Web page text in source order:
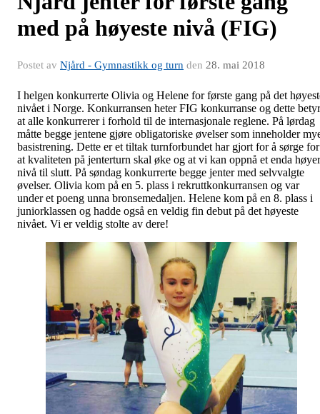
med på høyeste nivå (FIG)
Postet av Njård - Gymnastikk og turn den 28. mai 2018
I helgen konkurrerte Olivia og Helene for første gang på det
nivået i Norge. Konkurransen heter FIG konkurranse og dette betyr
at alle konkurrerer i forhold til de internasjonale reglene. På lørdag
måtte begge jentene gjøre obligatoriske øvelser som inneholder
basistrening. Dette er et tiltak turnforbundet har gjort for å sørge for
at kvaliteten på jenterturn skal øke og at vi kan oppnå et enda
nivå til slutt. På søndag konkurrerte begge jenter med selvvalgte
øvelser. Olivia kom på en 5. plass i rekruttkonkurransen og var
under et poeng unna bronsemedaljen. Helene kom på en 8. plass i
juniorklassen og hadde også en veldig fin debut på det høyeste
nivået. Vi er veldig stolte av dere!